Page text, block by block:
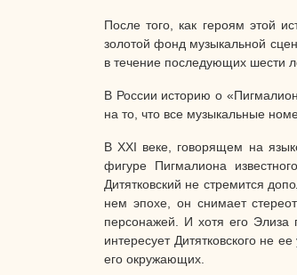
После того, как героям этой
золотой фонд музыкальной
в течение последующих шести
В России историю о
на то, что все музыкальные
В XXI веке, говорящем на
фигуре Пигмалиона
Дитятковский не стремится
нем эпохе, он снимает
персонажей. И хотя его Элиза
интересует Дитятковского не
его окружающих.